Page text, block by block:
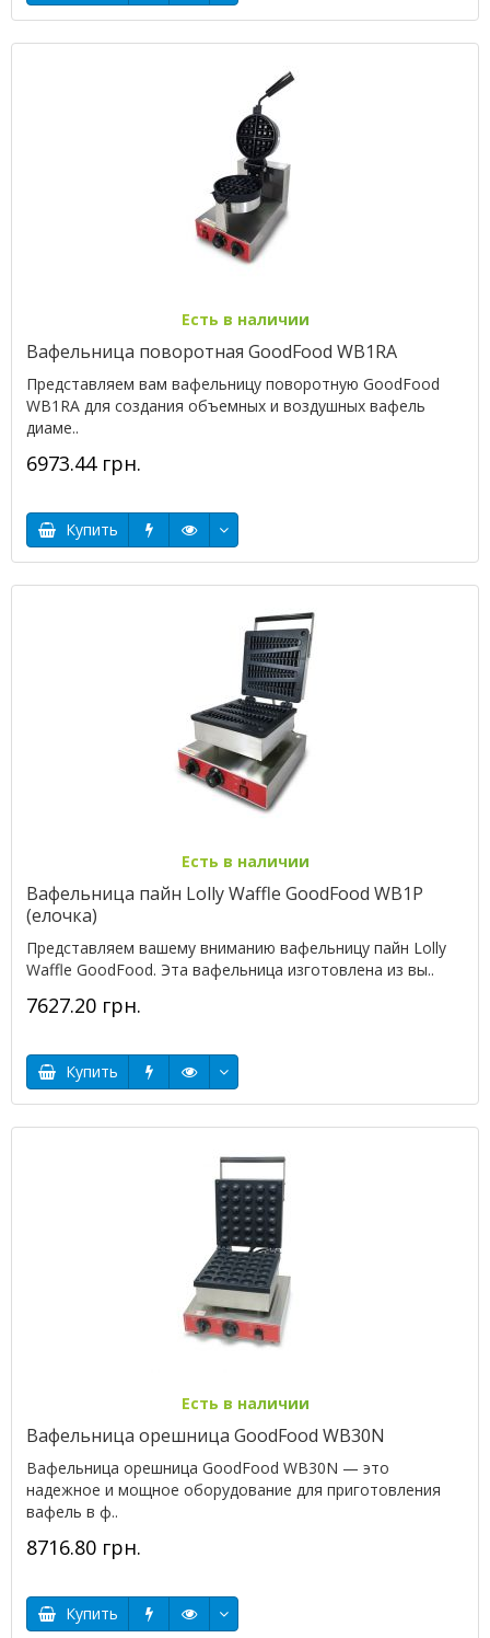
Есть в наличии
Вафельница поворотная GoodFood WB1RA
Представляем вам вафельницу поворотную GoodFood
WB1RA для создания объемных и воздушных вафель
диаме..
6973.44 грн.
Купить
Есть в наличии
Вафельница пайн Lolly Waffle GoodFood WB1P
(елочка)
Представляем вашему вниманию вафельницу пайн Lolly
Waffle GoodFood. Эта вафельница изготовлена из вы..
7627.20 грн.
Купить
Есть в наличии
Вафельница орешница GoodFood WB30N
Вафельница орешница GoodFood WB30N — это
надежное и мощное оборудование для приготовления
вафель в ф..
8716.80 грн.
Купить